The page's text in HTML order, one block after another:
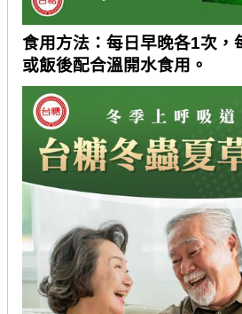
食用方法：每日早晚各1次，
或飯後配合溫開水食用。